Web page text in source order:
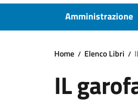
Amministrazione
Home Elenco Libri
IL